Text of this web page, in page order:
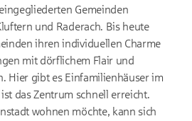
Gemeinden
und Raderach. Bis heute
ihren individuellen Charme
mit dörflichem Flair und
Hier gibt es Einfamilienhäuser im
das Zentrum schnell erreicht.
wohnen möchte, kann sich